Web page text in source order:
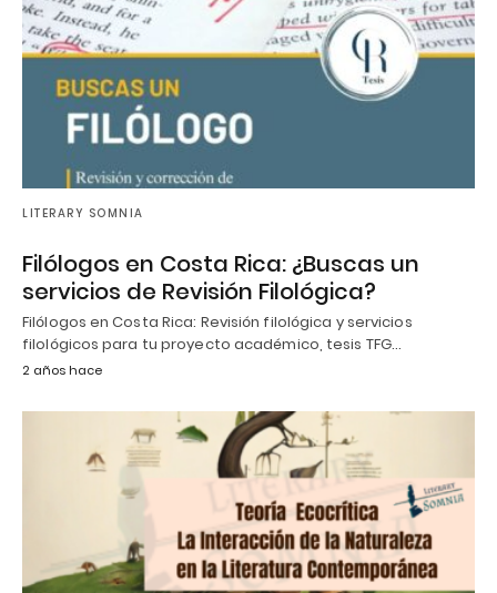
LITERARY SOMNIA
Filólogos en Costa Rica: ¿Buscas un
servicios de Revisión Filológica?
Filólogos en Costa Rica: Revisión filológica y servicios
filológicos para tu proyecto académico, tesis TFG…
2 años hace